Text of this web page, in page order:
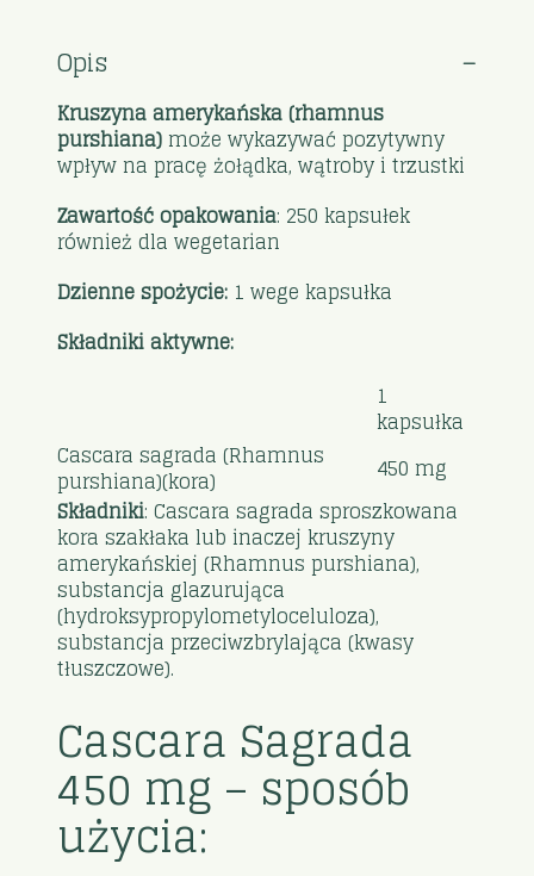
Opis
Kruszyna amerykańska (rhamnus
purshiana) może wykazywać pozytywny
wpływ na pracę żołądka, wątroby i trzustki
Zawartość opakowania: 250 kapsułek
również dla wegetarian
Dzienne spożycie: 1 wege kapsułka
Składniki aktywne:
1
kapsułka
Cascara sagrada (Rhamnus
purshiana)(kora)
450 mg
Składniki: Cascara sagrada sproszkowana
kora szakłaka lub inaczej kruszyny
amerykańskiej (Rhamnus purshiana),
substancja glazurująca
(hydroksypropylometyloceluloza),
substancja przeciwzbrylająca (kwasy
tłuszczowe).
Cascara Sagrada
450 mg – sposób
użycia: